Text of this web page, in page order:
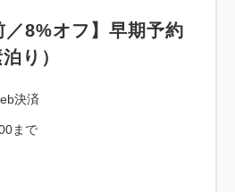
／8%オフ】早期予約
り）
決済
まで